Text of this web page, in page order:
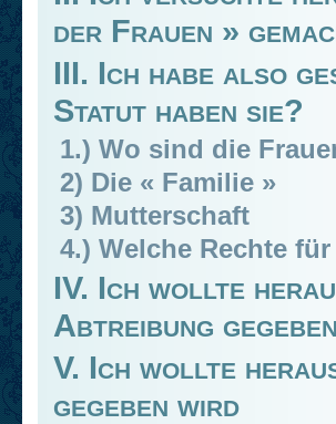
der Frauen »
III. Ich habe also
Statut haben sie?
1.) Wo sind die
2) Die « Familie »
3) Mutterschaft
4.) Welche Rechte
IV. Ich wollte
Abtreibung
V. Ich wollte
gegeben wird